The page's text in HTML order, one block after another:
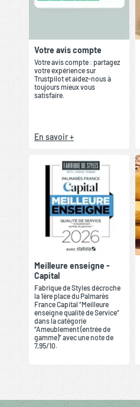
Votre avis compte
Votre avis compte : partagez
votre expérience sur
Trustpilot et aidez-nous à
toujours mieux vous
satisfaire.
En savoir +
Meilleure enseigne -
Capital
Fabrique de Styles décroche
la 1ère place du Palmarès
France Capital “Meilleure
enseigne qualité de Service”
dans la catégorie
“Ameublement (entrée de
gamme)” avec une note de
7,95/10.